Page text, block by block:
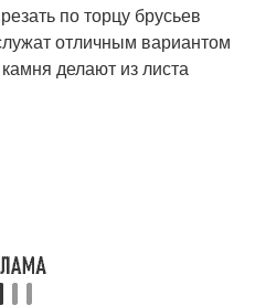
по торцу брусьев
отличным вариантом
делают из листа